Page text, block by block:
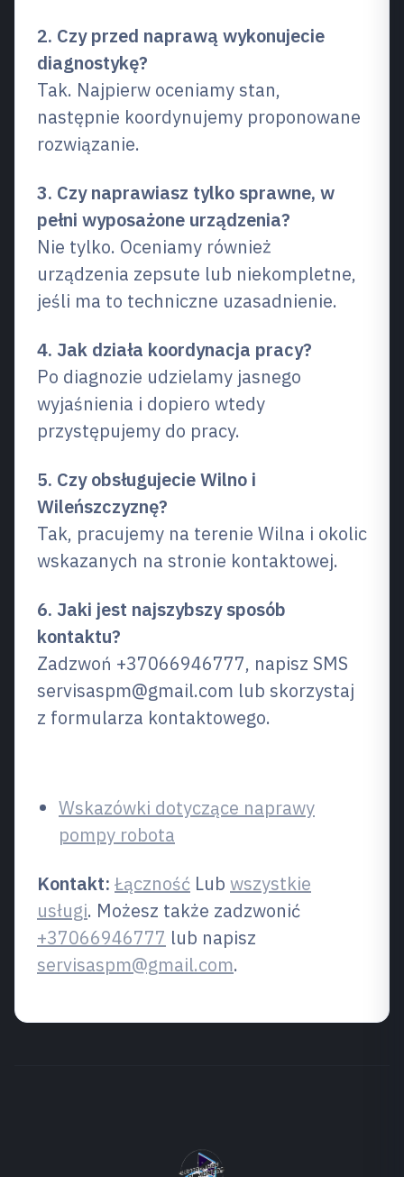
2. Czy przed naprawą wykonujecie
diagnostykę?
Tak. Najpierw oceniamy stan,
następnie koordynujemy proponowane
rozwiązanie.
3. Czy naprawiasz tylko sprawne, w
pełni wyposażone urządzenia?
Nie tylko. Oceniamy również
urządzenia zepsute lub niekompletne,
jeśli ma to techniczne uzasadnienie.
4. Jak działa koordynacja pracy?
Po diagnozie udzielamy jasnego
wyjaśnienia i dopiero wtedy
przystępujemy do pracy.
5. Czy obsługujecie Wilno i
Wileńszczyznę?
Tak, pracujemy na terenie Wilna i okolic
wskazanych na stronie kontaktowej.
6. Jaki jest najszybszy sposób
kontaktu?
Zadzwoń +37066946777, napisz SMS
servisaspm@gmail.com lub skorzystaj
z formularza kontaktowego.
Wskazówki dotyczące naprawy
pompy robota
Kontakt: Łączność Lub wszystkie
usługi. Możesz także zadzwonić
+37066946777 lub napisz
servisaspm@gmail.com.